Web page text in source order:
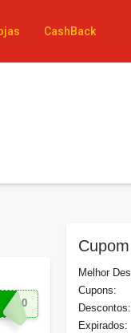
CashBack
Melhor
Cupons:
Descontos:
Expirados: